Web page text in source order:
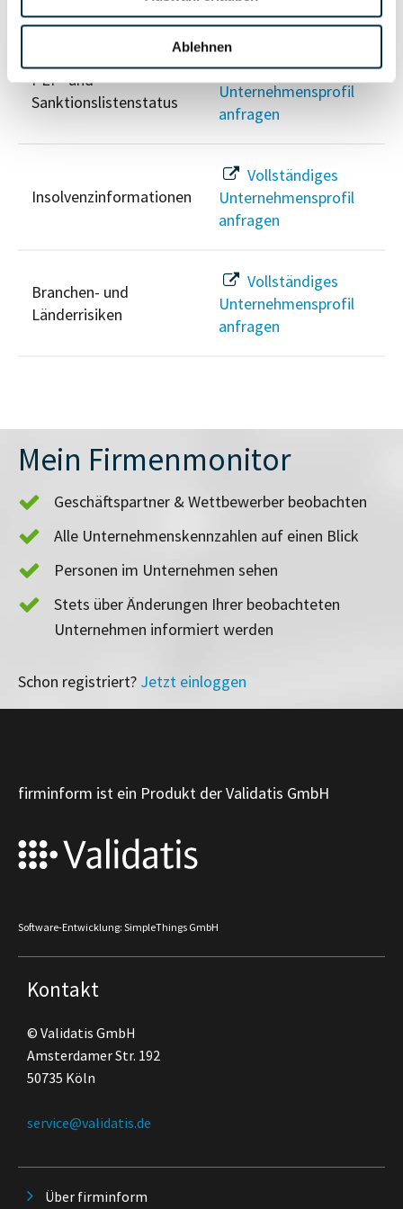
Ablehnen
Risikoinformationen
PEP- und
Sanktionslistenstatus
Vollständiges
Unternehmensprofil
anfragen
Insolvenzinformationen
Vollständiges
Unternehmensprofil
anfragen
Branchen- und
Länderrisiken
Vollständiges
Unternehmensprofil
anfragen
Mein Firmenmonitor
Geschäftspartner & Wettbewerber beobachten
Alle Unternehmenskennzahlen auf einen Blick
Personen im Unternehmen sehen
Stets über Änderungen Ihrer beobachteten
Unternehmen informiert werden
Schon registriert? Jetzt einloggen
firminform ist ein Produkt der Validatis GmbH
Software-Entwicklung: SimpleThings GmbH
Kontakt
© Validatis GmbH
Amsterdamer Str. 192
50735 Köln
service@validatis.de
Über firminform